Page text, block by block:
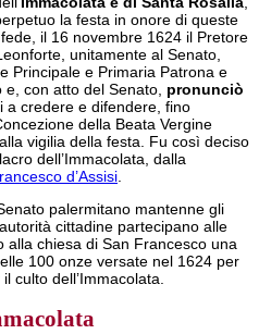
la festa in onore di queste
il 16 novembre 1624 il Pretore
unitamente al Senato,
Principale e Primaria Patrona e
con atto del Senato, pronunciò
a credere e difendere, fino
della Beata Vergine
vigilia della festa. Fu così deciso
dell’Immacolata, dalla
d’Assisi
Senato palermitano mantenne gli
cittadine partecipano alle
alla chiesa di San Francesco una
100 onze versate nel 1624 per
culto dell’Immacolata.